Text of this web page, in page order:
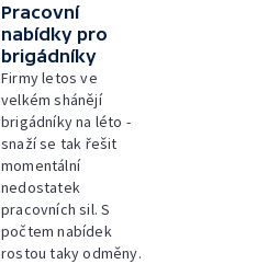
Pracovní
nabídky pro
brigádníky
Firmy letos ve
velkém shánějí
brigádníky na léto -
snaží se tak řešit
momentální
nedostatek
pracovních sil. S
počtem nabídek
rostou taky odměny.